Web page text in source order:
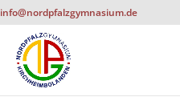
info@nordpfalzgymnasium.de